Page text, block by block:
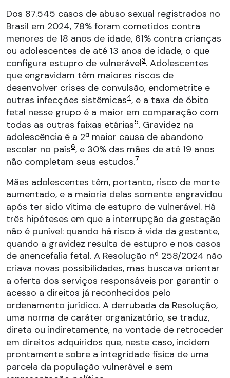
Dos 87.545 casos de abuso sexual registrados no
Brasil em 2024, 78% foram cometidos contra
menores de 18 anos de idade, 61% contra crianças
ou adolescentes de até 13 anos de idade, o que
configura estupro de vulnerável3. Adolescentes
que engravidam têm maiores riscos de
desenvolver crises de convulsão, endometrite e
outras infecções sistêmicas4, e a taxa de óbito
fetal nesse grupo é a maior em comparação com
todas as outras faixas etárias5. Gravidez na
adolescência é a 2ª maior causa de abandono
escolar no país6, e 30% das mães de até 19 anos
não completam seus estudos.7
Mães adolescentes têm, portanto, risco de morte
aumentado, e a maioria delas somente engravidou
após ter sido vítima de estupro de vulnerável. Há
três hipóteses em que a interrupção da gestação
não é punível: quando há risco à vida da gestante,
quando a gravidez resulta de estupro e nos casos
de anencefalia fetal. A Resolução nº 258/2024 não
criava novas possibilidades, mas buscava orientar
a oferta dos serviços responsáveis por garantir o
acesso a direitos já reconhecidos pelo
ordenamento jurídico. A derrubada da Resolução,
uma norma de caráter organizatório, se traduz,
direta ou indiretamente, na vontade de retroceder
em direitos adquiridos que, neste caso, incidem
prontamente sobre a integridade física de uma
parcela da população vulnerável e sem